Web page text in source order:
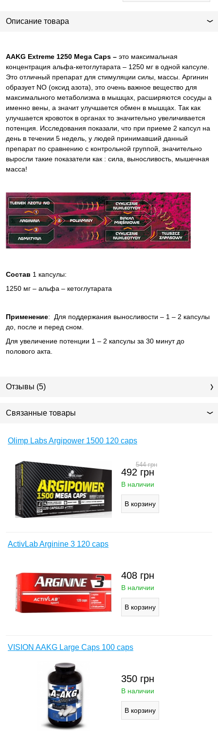
Описание товара
AAKG Extreme 1250 Mega Caps – это максимальная
концентрация альфа-кетоглутарата – 1250 мг в одной капсуле.
Это отличный препарат для стимуляции силы, массы. Аргинин
образует NO (оксид азота), это очень важное вещество для
максимального метаболизма в мышцах, расширяются сосуды а
именно вены, а значит улучшается обмен в мышцах. Так как
улучшается кровоток в органах то значительно увеличивается
потенция. Исследования показали, что при приеме 2 капсул на
день в течении 5 недель, у людей принимавший данный
препарат по сравнению с контрольной группой, значительно
выросли такие показатели как : сила, выносливость, мышечная
масса!
Состав 1 капсулы:
1250 мг – альфа – кетоглутарата
Применение: Для поддержания выносливости – 1 – 2 капсулы
до, после и перед сном.
Для увеличение потенции 1 – 2 капсулы за 30 минут до
полового акта.
Отзывы (5)
Связанные товары
Olimp Labs Argipower 1500 120 caps
492 грн
544грн
В наличии
ActivLab Arginine 3 120 caps
408 грн
В наличии
VISION AAKG Large Caps 100 caps
350 грн
В наличии